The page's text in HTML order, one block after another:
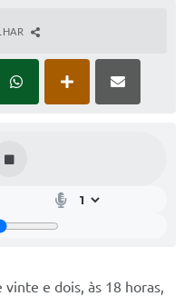
e dois, às 18 horas,